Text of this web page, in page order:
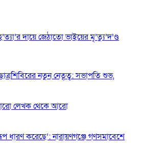
দায়ে জেঠাতো ভাইয়ের মৃ’ত্যু’দ’ণ্ড
নতুন নেতৃত্ব: সভাপতি শুভ,
লেখক থেকে আরো
ধারণ করেছে’: নারায়ণগঞ্জে গণসমাবেশে